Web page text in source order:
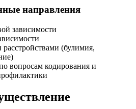
направления
зависимости
(булимия,
вопросам кодирования и